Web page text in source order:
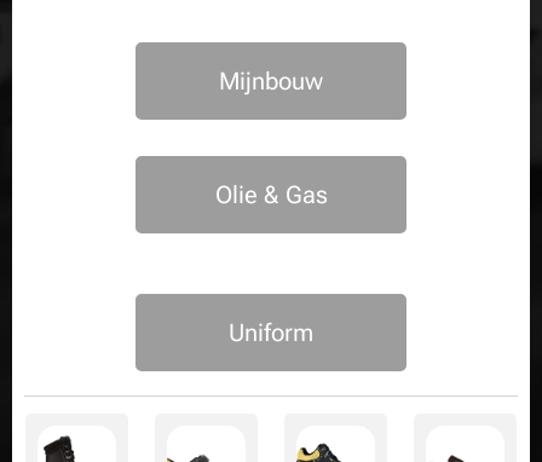
Mijnbouw
Olie & Gas
Uniform